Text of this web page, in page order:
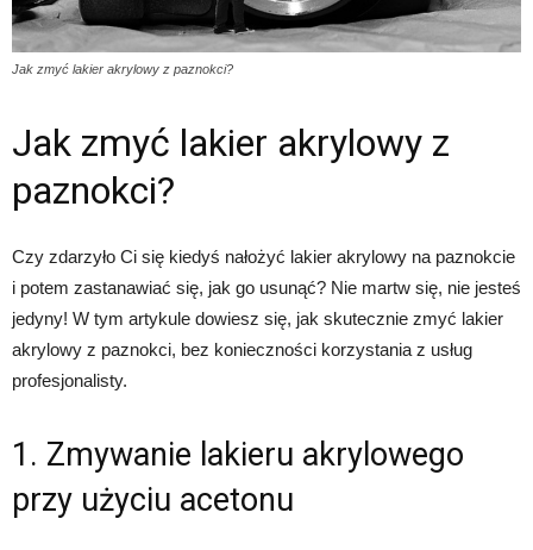
Jak zmyć lakier akrylowy z paznokci?
Jak zmyć lakier akrylowy z
paznokci?
Czy zdarzyło Ci się kiedyś nałożyć lakier akrylowy na paznokcie
i potem zastanawiać się, jak go usunąć? Nie martw się, nie jesteś
jedyny! W tym artykule dowiesz się, jak skutecznie zmyć lakier
akrylowy z paznokci, bez konieczności korzystania z usług
profesjonalisty.
1. Zmywanie lakieru akrylowego
przy użyciu acetonu